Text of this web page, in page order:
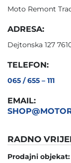
Moto Remont
ADRESA:
Dejtonska 127
TELEFON:
065 / 655 – 111
EMAIL:
RADNO
Prodajni objekat: